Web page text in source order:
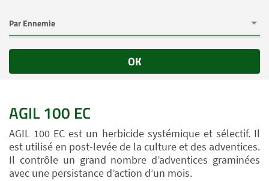
OK
AGIL 100 EC
AGIL 100 EC est un herbicide systémique et sélectif. Il
est utilisé en post-levée de la culture et des adventices.
Il contrôle un grand nombre d’adventices graminées
avec une persistance d’action d’un mois.